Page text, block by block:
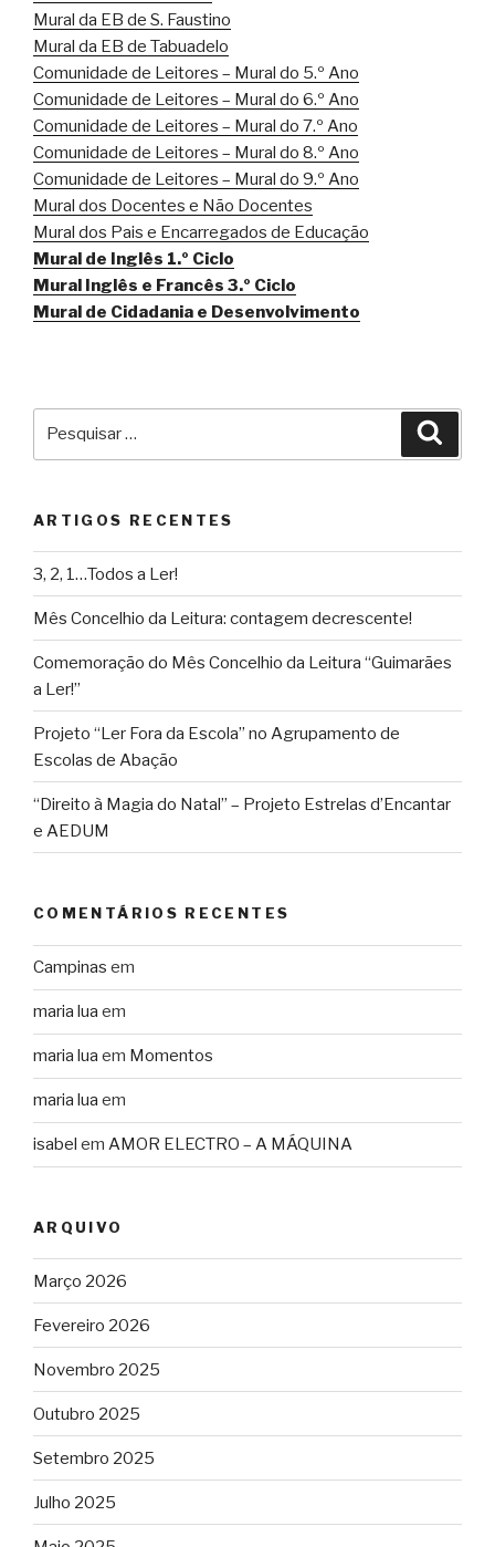
Mural da EB de S. Faustino
Mural da EB de Tabuadelo
Comunidade de Leitores – Mural do 5.º Ano
Comunidade de Leitores – Mural do 6.º Ano
Comunidade de Leitores – Mural do 7.º Ano
Comunidade de Leitores – Mural do 8.º Ano
Comunidade de Leitores – Mural do 9.º Ano
Mural dos Docentes e Não Docentes
Mural dos Pais e Encarregados de Educação
Mural de Inglês 1.º Ciclo
Mural Inglês e Francês 3.º Ciclo
Mural de Cidadania e Desenvolvimento
ARTIGOS RECENTES
3, 2, 1…Todos a Ler!
Mês Concelhio da Leitura: contagem decrescente!
Comemoração do Mês Concelhio da Leitura “Guimarães
a Ler!”
Projeto “Ler Fora da Escola” no Agrupamento de
Escolas de Abação
“Direito à Magia do Natal” – Projeto Estrelas d’Encantar
e AEDUM
COMENTÁRIOS RECENTES
Campinas em
maria lua em
maria lua em Momentos
maria lua em
isabel em AMOR ELECTRO – A MÁQUINA
ARQUIVO
Março 2026
Fevereiro 2026
Novembro 2025
Outubro 2025
Setembro 2025
Julho 2025